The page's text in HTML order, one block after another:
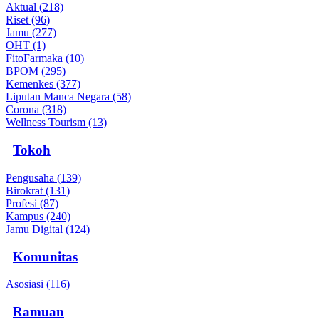
Aktual (218)
Riset (96)
Jamu (277)
OHT (1)
FitoFarmaka (10)
BPOM (295)
Kemenkes (377)
Liputan Manca Negara (58)
Corona (318)
Wellness Tourism (13)
Tokoh
Pengusaha (139)
Birokrat (131)
Profesi (87)
Kampus (240)
Jamu Digital (124)
Komunitas
Asosiasi (116)
Ramuan